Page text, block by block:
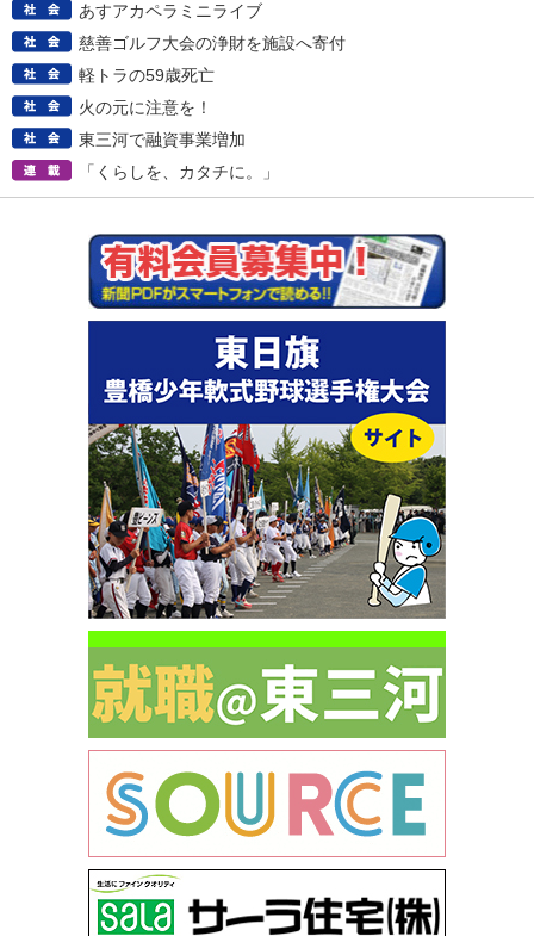
あすアカペラミニライブ
慈善ゴルフ大会の浄財を施設へ寄付
軽トラの59歳死亡
火の元に注意を！
東三河で融資事業増加
「くらしを、カタチに。」